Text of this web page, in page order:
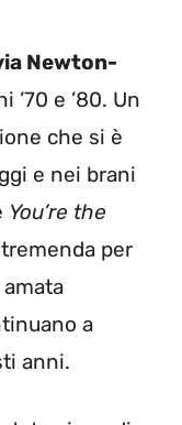
Newton-
’70 e ’80. Un
che si è
e nei brani
You’re the
per
a
anni.